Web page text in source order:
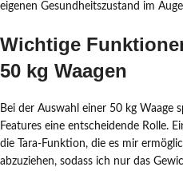
eigenen Gesundheitszustand im
Wichtige
50 kg Waagen
Bei der Auswahl einer 50 kg Waage
Features eine entscheidende Rolle.
die Tara-Funktion, die es mir
abzuziehen, sodass ich nur das